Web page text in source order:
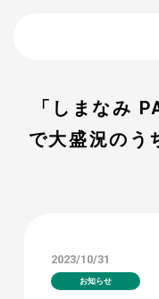
「しまなみ
で大盛況のう
2023/10/31
お知らせ